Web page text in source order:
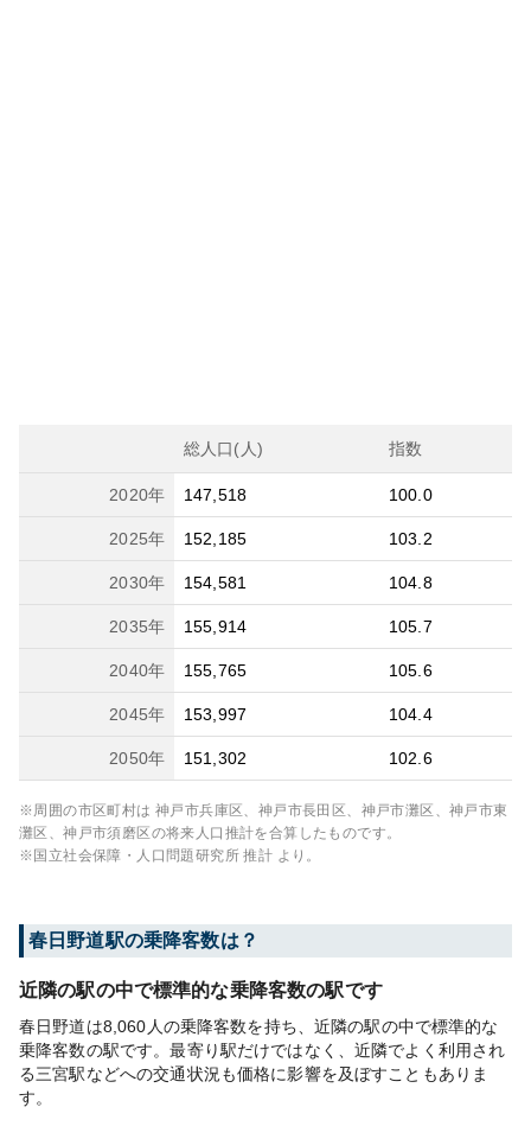
総人口(人) 指数
2020年 147,518 100.0
2025年 152,185 103.2
2030年 154,581 104.8
2035年 155,914 105.7
2040年 155,765 105.6
2045年 153,997 104.4
2050年 151,302 102.6
※周囲の市区町村は 神戸市兵庫区、神戸市長田区、神戸市灘区、神戸市東
灘区、神戸市須磨区の将来人口推計を合算したものです。
※国立社会保障・人口問題研究所 推計 より。
春日野道駅の乗降客数は？
近隣の駅の中で標準的な乗降客数の駅です
春日野道は8,060人の乗降客数を持ち、近隣の駅の中で標準的な
乗降客数の駅です。最寄り駅だけではなく、近隣でよく利用され
る三宮駅などへの交通状況も価格に影響を及ぼすこともありま
す。